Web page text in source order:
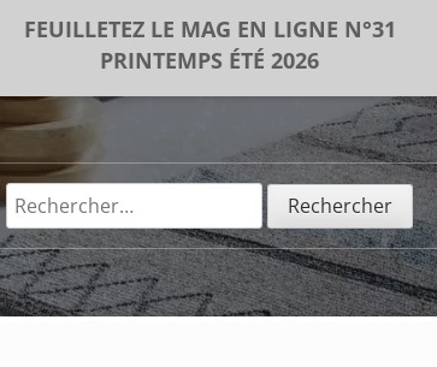
FEUILLETEZ LE MAG EN LIGNE N°31
PRINTEMPS ÉTÉ 2026
Rechercher :